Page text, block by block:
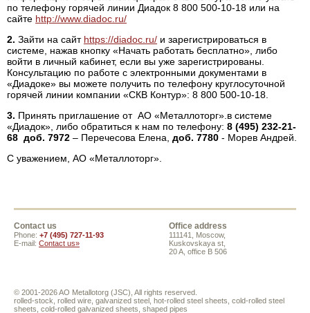
по телефону горячей линии Диадок 8 800 500-10-18 или на
сайте http://www.diadoc.ru/
2. Зайти на сайт https://diadoc.ru/ и зарегистрироваться в
системе, нажав кнопку «Начать работать бесплатно», либо
войти в личный кабинет, если вы уже зарегистрированы.
Консультацию по работе с электронными документами в
«Диадоке» вы можете получить по телефону круглосуточной
горячей линии компании «СКВ Контур»: 8 800 500-10-18.
3. Принять приглашение от АО «Металлоторг».в системе
«Диадок», либо обратиться к нам по телефону: 8 (495) 232-21-
68 доб. 7972 – Перечесова Елена, доб. 7780 - Морев Андрей.
С уважением, АО «Металлоторг».
Contact us
Phone: +7 (495) 727-11-93
E-mail: Contact us»
Office address
111141, Moscow,
Kuskovskaya st,
20 A, office B 506
© 2001-2026 AO Metallotorg (JSC), All rights reserved.
rolled-stock, rolled wire, galvanized steel, hot-rolled steel sheets, cold-rolled steel
sheets, cold-rolled galvanized sheets, shaped pipes